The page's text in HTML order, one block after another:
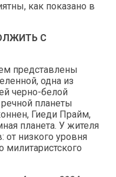
как показано в
С
представлены
одна из
черно-белой
речной планеты
Гиеди Прайм,
планета. У жителя
низкого уровня
милитаристского